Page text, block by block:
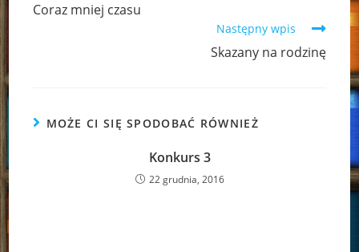
articles
Coraz mniej czasu
Następny wpis
Skazany na rodzinę
MOŻE CI SIĘ SPODOBAĆ RÓWNIEŻ
Konkurs 3
22 grudnia, 2016